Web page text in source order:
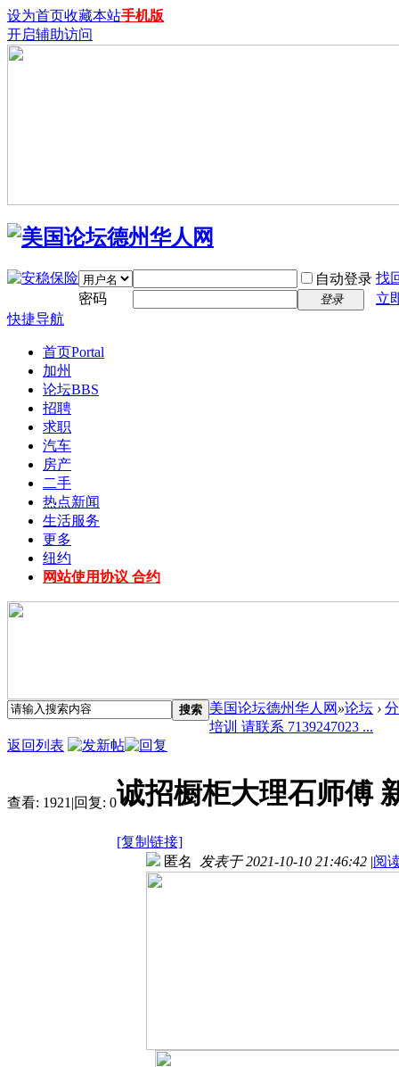
设为首页收藏本站手机版
开启辅助访问
自动登录 找
密码
登录
立
快捷导航
首页Portal
加州
论坛BBS
招聘
求职
汽车
房产
二手
热点新闻
生活服务
更多
纽约
网站使用协议 合约
搜索 美国论坛德州华人网 »论坛 ›
培训 请联系 7139247023 ...
返回列表
查看: 1921 |回复: 0诚招橱柜大理石师傅
[复制链接]
匿名 发表于 2021-10-10 21:46:42 |阅